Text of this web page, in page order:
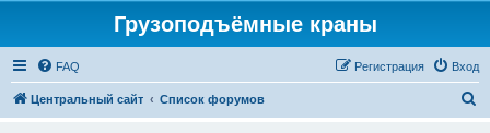
Грузоподъёмные краны
FAQ Вход
Регистрация
Центральный сайт Список форумов